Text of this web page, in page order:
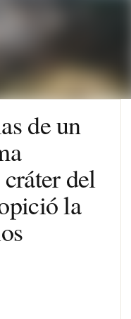
de un
del
la